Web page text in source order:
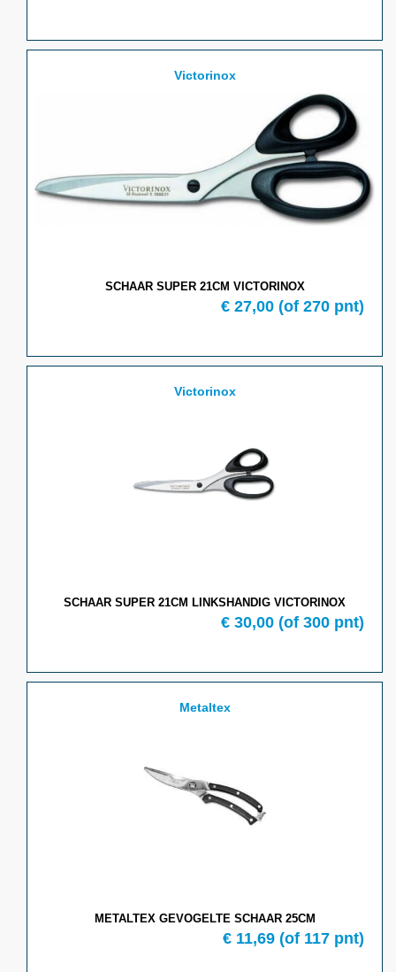
Victorinox
SCHAAR SUPER 21CM VICTORINOX
€ 27,00 (of 270 pnt)
Victorinox
SCHAAR SUPER 21CM LINKSHANDIG VICTORINOX
€ 30,00 (of 300 pnt)
Metaltex
METALTEX GEVOGELTE SCHAAR 25CM
€ 11,69 (of 117 pnt)